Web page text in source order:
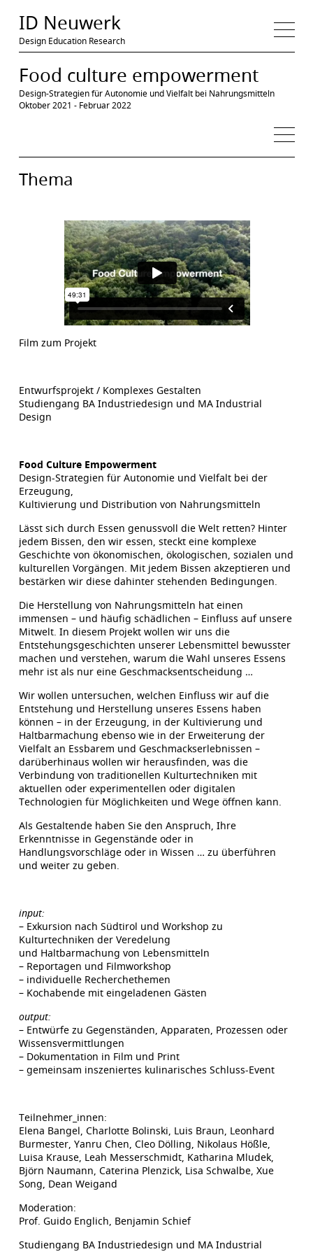
ID Neuwerk
Design Education Research
Food culture empowerment
Design-Strategien für Autonomie und Vielfalt bei Nahrungsmitteln
Oktober 2021 - Februar 2022
Projekt
ThemaProzessExkursionWorkshops
Ergebnis
Ressourcen
Recherchen
LiteraturFilme Quellen
Thema
Film zum Projekt
Entwurfsprojekt / Komplexes Gestalten
Studiengang BA Industriedesign und MA Industrial
Design
Food Culture Empowerment
Design-Strategien für Autonomie und Vielfalt bei der
Erzeugung,
Kultivierung und Distribution von Nahrungsmitteln
Lässt sich durch Essen genussvoll die Welt retten? Hinter
jedem Bissen, den wir essen, steckt eine komplexe
Geschichte von ökonomischen, ökologischen, sozialen und
kulturellen Vorgängen. Mit jedem Bissen akzeptieren und
bestärken wir diese dahinter stehenden Bedingungen.
Die Herstellung von Nahrungsmitteln hat einen
immensen – und häufig schädlichen – Einfluss auf unsere
Mitwelt. In diesem Projekt wollen wir uns die
Entstehungsgeschichten unserer Lebensmittel bewusster
machen und verstehen, warum die Wahl unseres Essens
mehr ist als nur eine Geschmacksentscheidung …
Wir wollen untersuchen, welchen Einfluss wir auf die
Entstehung und Herstellung unseres Essens haben
können – in der Erzeugung, in der Kultivierung und
Haltbarmachung ebenso wie in der Erweiterung der
Vielfalt an Essbarem und Geschmackserlebnissen –
darüberhinaus wollen wir herausfinden, was die
Verbindung von traditionellen Kulturtechniken mit
aktuellen oder experimentellen oder digitalen
Technologien für Möglichkeiten und Wege öffnen kann.
Als Gestaltende haben Sie den Anspruch, Ihre
Erkenntnisse in Gegenstände oder in
Handlungsvorschläge oder in Wissen … zu überführen
und weiter zu geben.
input:
– Exkursion nach Südtirol und Workshop zu
Kulturtechniken der Veredelung
und Haltbarmachung von Lebensmitteln
– Reportagen und Filmworkshop
– individuelle Recherchethemen
– Kochabende mit eingeladenen Gästen
output:
– Entwürfe zu Gegenständen, Apparaten, Prozessen oder
Wissensvermittlungen
– Dokumentation in Film und Print
– gemeinsam inszeniertes kulinarisches Schluss-Event
Teilnehmer_innen:
Elena Bangel, Charlotte Bolinski, Luis Braun, Leonhard
Burmester, Yanru Chen, Cleo Dölling, Nikolaus Hößle,
Luisa Krause, Leah Messerschmidt, Katharina Mludek,
Björn Naumann, Caterina Plenzick, Lisa Schwalbe, Xue
Song, Dean Weigand
Moderation:
Prof. Guido Englich, Benjamin Schief
Studiengang BA Industriedesign und MA Industrial